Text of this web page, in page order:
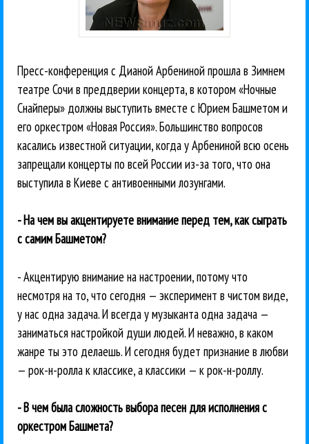
Пресс-конференция с Дианой Арбениной прошла в Зимнем
театре Сочи в преддверии концерта, в котором «Ночные
Снайперы» должны выступить вместе с Юрием Башметом и
его оркестром «Новая Россия». Большинство вопросов
касались известной ситуации, когда у Арбениной всю осень
запрещали концерты по всей России из-за того, что она
выступила в Киеве с антивоенными лозунгами.
- На чем вы акцентируете внимание перед тем, как сыграть
с самим Башметом?
- Акцентирую внимание на настроении, потому что
несмотря на то, что сегодня — эксперимент в чистом виде,
у нас одна задача. И всегда у музыканта одна задача —
заниматься настройкой души людей. И неважно, в каком
жанре ты это делаешь. И сегодня будет признание в любви
— рок-н-ролла к классике, а классики — к рок-н-роллу.
- В чем была сложность выбора песен для исполнения с
оркестром Башмета?